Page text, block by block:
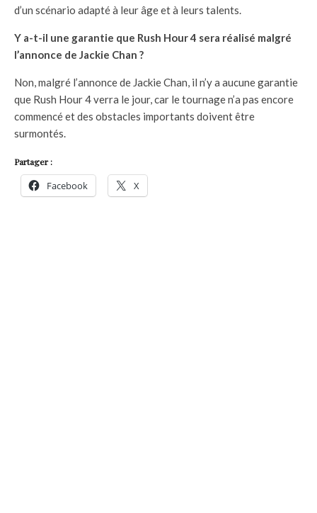
d’un scénario adapté à leur âge et à leurs talents.
Y a-t-il une garantie que Rush Hour 4 sera réalisé malgré
l’annonce de Jackie Chan ?
Non, malgré l’annonce de Jackie Chan, il n’y a aucune garantie
que Rush Hour 4 verra le jour, car le tournage n’a pas encore
commencé et des obstacles importants doivent être
surmontés.
Partager :
Facebook X